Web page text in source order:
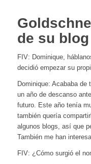
de su
FIV: Dominique,
decidió empezar su
Dominique: Acababa
un año de descanso
futuro. Este año tenía
también quería
algunos blogs, así que
También me han
FIV: ¿Cómo surgió el